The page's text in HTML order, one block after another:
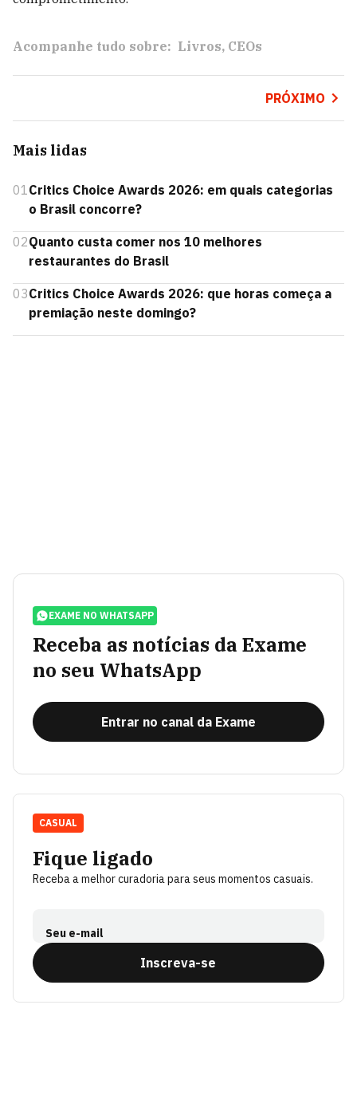
Acompanhe tudo sobre: Livros CEOs
PRÓXIMO
Mais lidas
01Critics Choice Awards 2026: em quais categorias
o Brasil concorre?
02Quanto custa comer nos 10 melhores
restaurantes do Brasil
03Critics Choice Awards 2026: que horas começa a
premiação neste domingo?
EXAME NO WHATSAPP
Receba as notícias da Exame
no seu WhatsApp
Entrar no canal da Exame
Fique ligado
Receba a melhor curadoria para seus momentos casuais.
Seu e-mail
Inscreva-se
CASUAL